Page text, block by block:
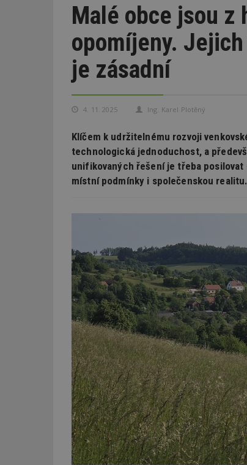
Malé obce jsou z
opomíjeny.
je zásadní
4. 11. 2025 Ing. Karel Plotěný
Klíčem k udržitelnému rozvoji
technologická jednoduchost, a
unifikovaných řešení je třeba
místní podmínky i společenskou realitu.